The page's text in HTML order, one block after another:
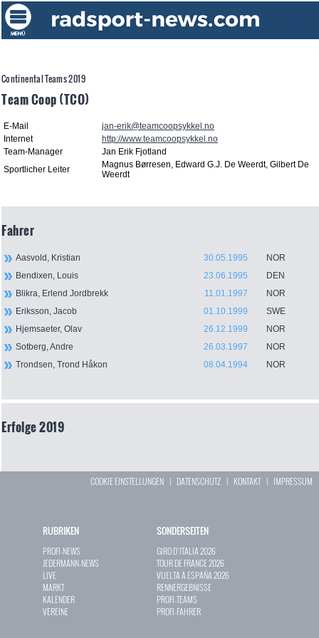
Continental Teams 2019
Team Coop (TCO)
E-Mail
jan-erik@teamcoopsykkel.no
Internet
http://www.teamcoopsykkel.no
Team-Manager
Jan Erik Fjotland
Sportlicher Leiter
Magnus Børresen, Edward G.J. De Weerdt, Gilbert De
Weerdt
Fahrer
Aasvold, Kristian 30.05.1995
NOR
Bendixen, Louis
23.06.1995
DEN
Blikra, Erlend Jordbrekk
11.01.1997
NOR
Eriksson, Jacob
01.10.1999
SWE
Hjemsaeter, Olav
26.12.1999
NOR
Sotberg, Andre
26.03.1997
NOR
Trondsen, Trond Håkon
08.04.1994 NOR
Erfolge 2019
COOKIE EINSTELLUNGEN | DATENSCHUTZ | KONTAKT| IMPRESSUM
RUBRIKEN
PROFI-NEWS
JEDERMANN-NEWS
LIVE
MARKT
KALENDER
VEREINE
SONDERSEITEN
GIRO D`ITALIA 2026
TOUR DE FRANCE 2026
VUELTA A ESPAÑA 2026
RENNERGEBNISSE
PROFI-TEAMS
PROFI-FAHRER